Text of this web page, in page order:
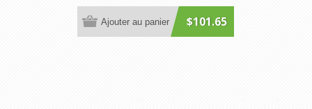
$101.65
Ajouter au panier